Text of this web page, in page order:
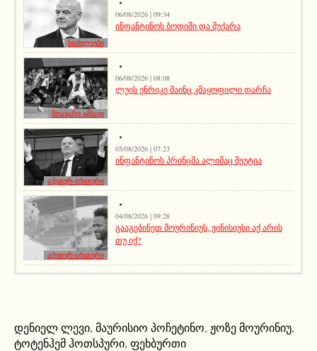
სიახლეები
06/08/2026 | 09:34
ინფანტინოს ბოდიში და მუქარა
მთავარი ამბავი
06/08/2026 | 08:08
ლუის ენრიკე მაინც კმაყოფილი დარჩა
აქეთურ-იქითური
05/08/2026 | 07:23
ინფანტინოს პრინცმა ალიმაც შეუტია
აქეთურ-იქითური
04/08/2026 | 09:28
გააგებინეთ მოურინიუს, ვინისიუსი აქ არის
თუ იქ?
დენიელ ლევი, მაურისიო პოჩეტინო, ჟოზე მოურინიუ,
ტოტენჰემ ჰოთსპური, ფეხბურთი